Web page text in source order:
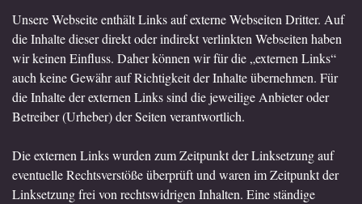
Unsere Webseite enthält Links auf externe Webseiten Dritter. Auf
die Inhalte dieser direkt oder indirekt verlinkten Webseiten haben
wir keinen Einfluss. Daher können wir für die „externen Links“
auch keine Gewähr auf Richtigkeit der Inhalte übernehmen. Für
die Inhalte der externen Links sind die jeweilige Anbieter oder
Betreiber (Urheber) der Seiten verantwortlich.
Die externen Links wurden zum Zeitpunkt der Linksetzung auf
eventuelle Rechtsverstöße überprüft und waren im Zeitpunkt der
Linksetzung frei von rechtswidrigen Inhalten. Eine ständige